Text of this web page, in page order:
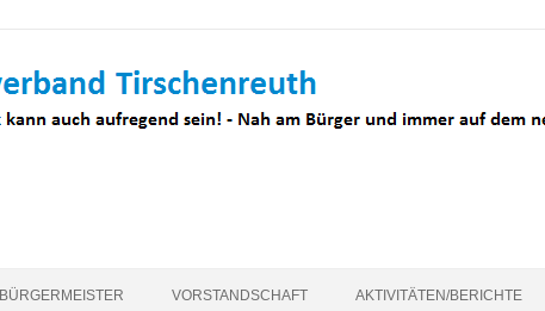
BÜRGERMEISTER VORSTANDSCHAFT AKTIVITÄTEN/BERICHTE